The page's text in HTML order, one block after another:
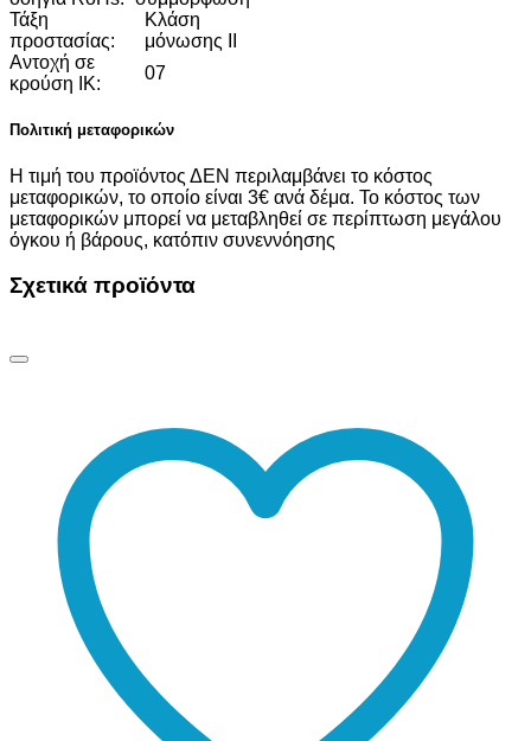
Τάξη
προστασίας:
Κλάση
μόνωσης ΙI
Αντοχή σε
κρούση IK:
07
Πολιτική μεταφορικών
Η τιμή του προϊόντος ΔΕΝ περιλαμβάνει το κόστος
μεταφορικών, το οποίο είναι 3€ ανά δέμα. Το κόστος των
μεταφορικών μπορεί να μεταβληθεί σε περίπτωση μεγάλου
όγκου ή βάρους, κατόπιν συνεννόησης
Σχετικά προϊόντα